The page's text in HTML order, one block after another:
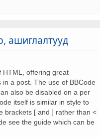
ашиглалтууд
HTML, offering great
a post. The use of BBCode
also be disabled on a per
itself is similar in style to
brackets [ and ] rather than <
see the guide which can be